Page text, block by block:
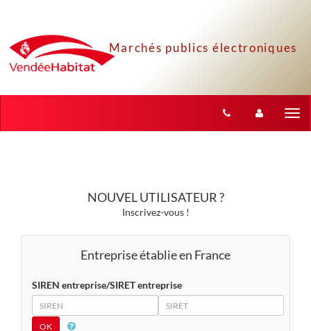
NOUVEL UTILISATEUR ?
Inscrivez-vous !
Entreprise établie en France
SIREN entreprise/SIRET entreprise
SIREN
SIRET